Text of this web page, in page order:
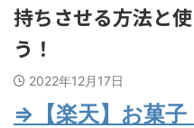
持ちさせる方法と
う！
2022年12月17日
⇒【楽天】お菓子